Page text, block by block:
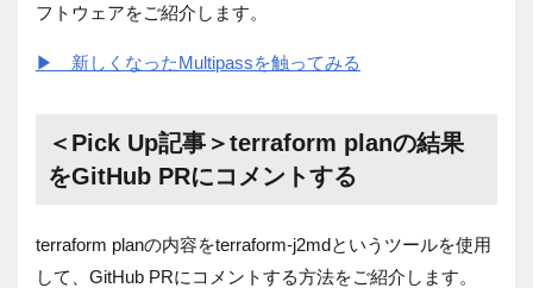
フトウェアをご紹介します。
▶ 新しくなったMultipassを触ってみる
＜Pick Up記事＞terraform planの結果
をGitHub PRにコメントする
terraform planの内容をterraform-j2mdというツールを使用
して、GitHub PRにコメントする方法をご紹介します。